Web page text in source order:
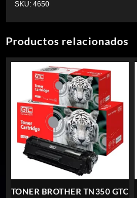
SKU: 4650
Productos relacionados
TONER BROTHER TN350 GTC